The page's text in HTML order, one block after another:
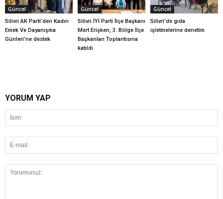
Güncel
Silivri AK Parti’den Kadın
Emek Ve Dayanışma
Günleri’ne destek
Güncel
Silivri İYİ Parti İlçe Başkanı
Mert Erişken, 3. Bölge İlçe
Başkanları Toplantısına
katıldı
Güncel
Silivri’de gıda
işletmelerine denetim
YORUM YAP